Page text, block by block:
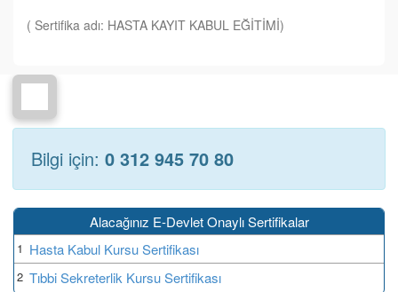
( Sertifika adı: HASTA KAYIT KABUL EĞİTİMİ)
Bilgi için: 0 312 945 70 80
Alacağınız E-Devlet Onaylı Sertifikalar
1 Hasta Kabul Kursu Sertifikası
2 Tıbbi Sekreterlik Kursu Sertifikası